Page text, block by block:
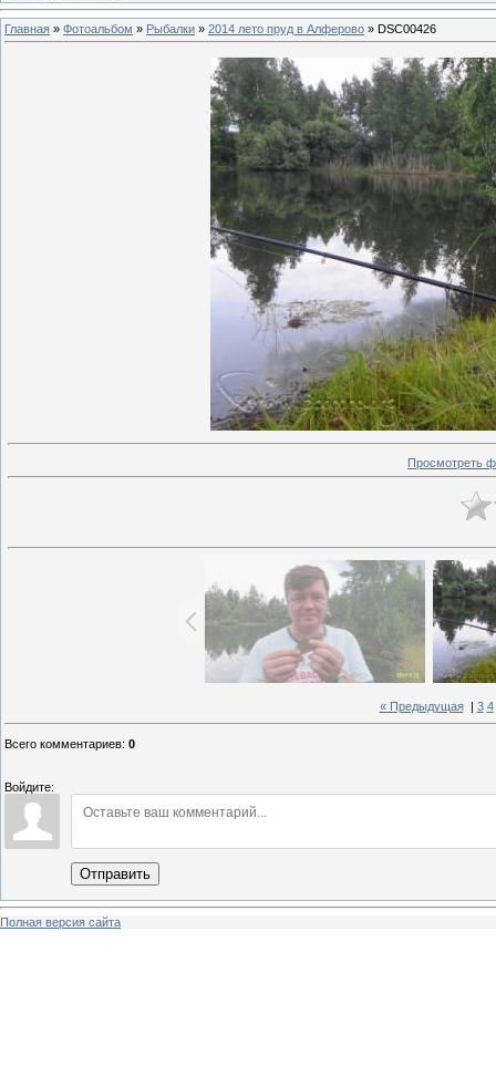
Главная » Фотоальбом » Рыбалки » 2014 лето пруд в Алферово » DSC00426
Просмотреть
« Предыдущая| 3 4
Всего комментариев: 0
Войдите:
Отправить
Полная версия сайта